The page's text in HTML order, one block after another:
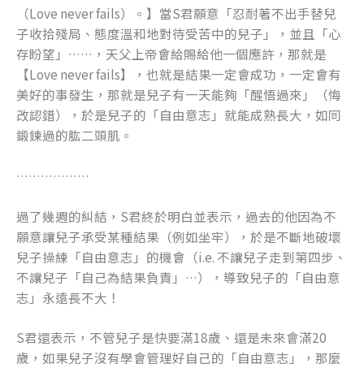
（Love never fails）。】當S君願意「忍耐著不出手替兒
子收拾殘局、態度溫和地對待受苦中的兒子」，並且「心
存盼望」……，天父上帝會給賜給他一個應許，那就是
【Love never fails】，也就是結果一定會成功，一定會有
美好的事發生，那就是兒子有一天能夠「醒悟過來」（悔
改認錯），於是兒子的「自由意志」就能成熟長大，如同
鍛鍊過的肱二頭肌。
………………
過了幾週的糾結，S君終於明白並表示，過去的他因為不
願意讓兒子承受某種結果（例如坐牢），於是不斷地破壞
兒子操練「自由意志」的機會（i.e. 不讓兒子走到第四步、
不讓兒子「自己為結果負責」…），導致兒子的「自由意
志」永遠長不大！
S君還表示，不管兒子是快要滿18歲、還是未來會滿20
歲，如果兒子沒有學會管理好自己的「自由意志」，那麼